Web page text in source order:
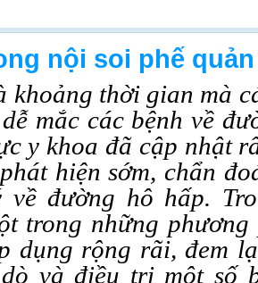
nội soi phế
khoảng thời gian mà
mắc các bệnh về
y khoa đã cập nhật
hiện sớm, chẩn
về đường hô hấp.
trong những
dụng rộng rãi, đem
và điều trị một số